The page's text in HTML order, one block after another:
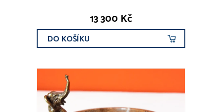
13 300 Kč
DO KOŠÍKU